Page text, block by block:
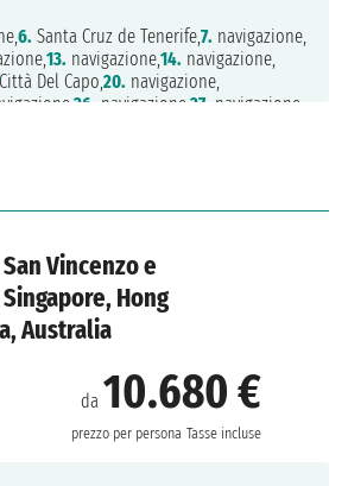
6. Santa Cruz de Tenerife,7. navigazione,
13. navigazione,14. navigazione,
Città Del Capo,20. navigazione,
26. navigazione,27. navigazione,
Vincenzo e
Hong
Australia
da 10.680 €
prezzo per persona Tasse incluse